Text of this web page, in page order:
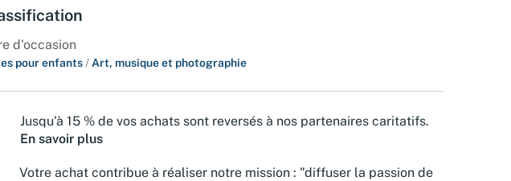
d'occasion
pour enfants / Art, musique et photographie
Jusqu'à 15 % de vos achats sont reversés à nos partenaires caritatifs.
En savoir plus
Votre achat contribue à réaliser notre mission : "diffuser la passion de